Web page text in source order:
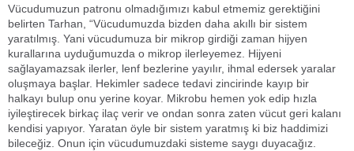
Vücudumuzun patronu olmadığımızı kabul etmemiz gerektiğini
belirten Tarhan, “Vücudumuzda bizden daha akıllı bir sistem
yaratılmış. Yani vücudumuza bir mikrop girdiği zaman hijyen
kurallarına uyduğumuzda o mikrop ilerleyemez. Hijyeni
sağlayamazsak ilerler, lenf bezlerine yayılır, ihmal edersek yaralar
oluşmaya başlar. Hekimler sadece tedavi zincirinde kayıp bir
halkayı bulup onu yerine koyar. Mikrobu hemen yok edip hızla
iyileştirecek birkaç ilaç verir ve ondan sonra zaten vücut geri kalanı
kendisi yapıyor. Yaratan öyle bir sistem yaratmış ki biz haddimizi
bileceğiz. Onun için vücudumuzdaki sisteme saygı duyacağız.